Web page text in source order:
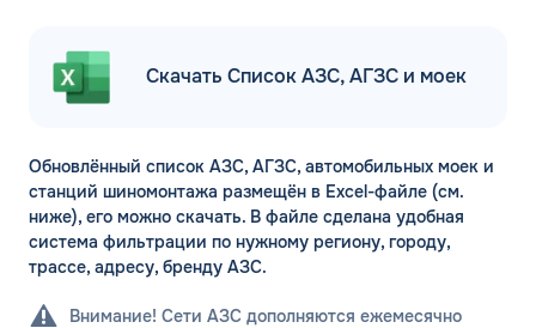
Скачать Список АЗС, АГЗС и моек
Обновлённый список АЗС, АГЗС, автомобильных моек и
станций шиномонтажа размещён в Excel-файле (см.
ниже), его можно скачать. В файле сделана удобная
система фильтрации по нужному региону, городу,
трассе, адресу, бренду АЗС.
Внимание! Сети АЗС дополняются ежемесячно